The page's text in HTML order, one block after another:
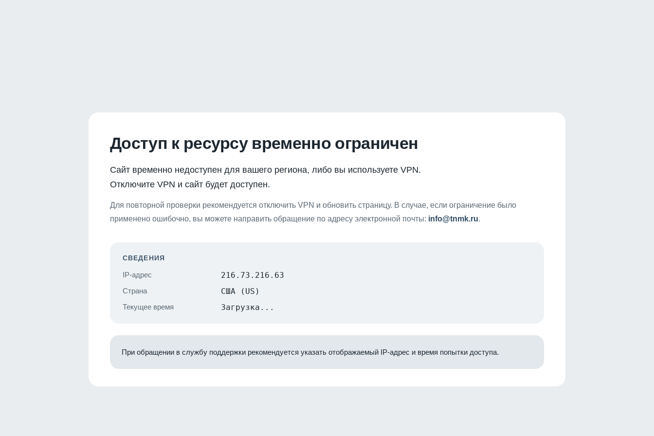
Доступ к ресурсу временно ограничен
Сайт временно недоступен для вашего региона, либо вы используете VPN.
Отключите VPN и сайт будет доступен.
Для повторной проверки рекомендуется отключить VPN и обновить страницу. В случае, если ограничение было
применено ошибочно, вы можете направить обращение по адресу электронной почты: info@tnmk.ru.
СВЕДЕНИЯ
IP-адрес 216.73.216.63
Страна США (US)
Текущее время Загрузка...
При обращении в службу поддержки рекомендуется указать отображаемый IP-адрес и время попытки доступа.